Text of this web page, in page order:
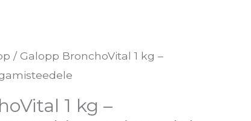
/ Galopp BronchoVital 1 kg –
1 kg –